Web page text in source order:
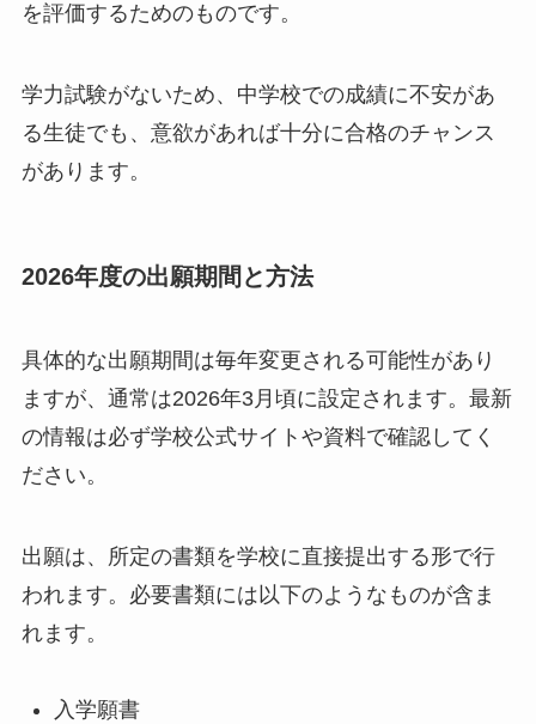
を評価するためのものです。
学力試験がないため、中学校での成績に不安があ
る生徒でも、意欲があれば十分に合格のチャンス
があります。
2026年度の出願期間と方法
具体的な出願期間は毎年変更される可能性があり
ますが、通常は2026年3月頃に設定されます。最新
の情報は必ず学校公式サイトや資料で確認してく
ださい。
出願は、所定の書類を学校に直接提出する形で行
われます。必要書類には以下のようなものが含ま
れます。
入学願書